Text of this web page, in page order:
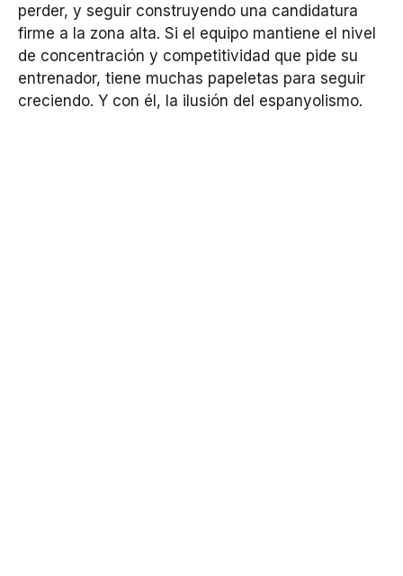
perder, y seguir construyendo una candidatura
firme a la zona alta. Si el equipo mantiene el nivel
de concentración y competitividad que pide su
entrenador, tiene muchas papeletas para seguir
creciendo. Y con él, la ilusión del espanyolismo.